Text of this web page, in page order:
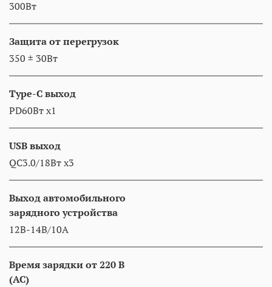
300Вт
Защита от перегрузок
350 ± 30Вт
Type-C выход
PD60Вт x1
USB выход
QC3.0/18Вт x3
Выход автомобильного
зарядного устройства
12В-14В/10A
Время зарядки от 220 В
(АС)